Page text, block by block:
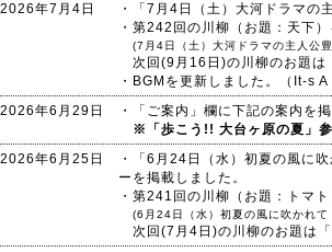
2026年7月4日
・「7月4日（土）大河ドラマの
・第242回の川柳（お題：天下）
(7月4日（土）大河ドラマの主人公
次回(9月16日)の川柳のお題は
・BGMを更新しました。（It-s
2026年6月29日
・「ご案内」欄に下記の案内を
※「歩こう!! 大台ヶ原の夏」
2026年6月25日
・「6月24日（水）初夏の風に
ーを掲載しました。
・第241回の川柳（お題：トマト
(6月24日（水）初夏の風に吹かれ
次回(7月4日)の川柳のお題は「